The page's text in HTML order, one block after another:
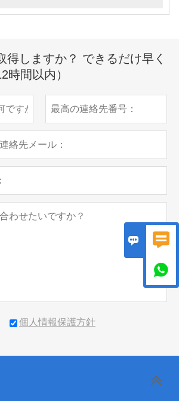
得しますか？ できるだけ早く
時間以内）
個人情報保護方針
 
